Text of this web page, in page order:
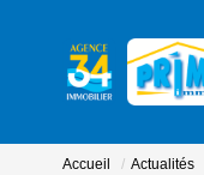
Accueil Actualités